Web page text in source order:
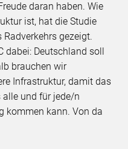
daran haben. Wie
ist, hat die Studie
gezeigt.
dabei: Deutschland soll
brauchen wir
Infrastruktur, damit das
alle und für jede/n
kommen kann. Von da